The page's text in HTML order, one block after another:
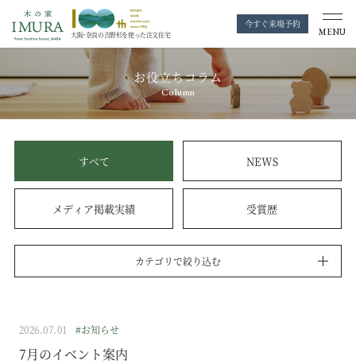
大阪・奈良の吉野杉を使った注文住宅
今すぐ来場予約
MENU
お役立ちコラム
Column
すべて NEWS
メディア掲載実績 受賞歴
カテゴリで絞り込む
2026.07.01 #お知らせ
7月のイベント案内